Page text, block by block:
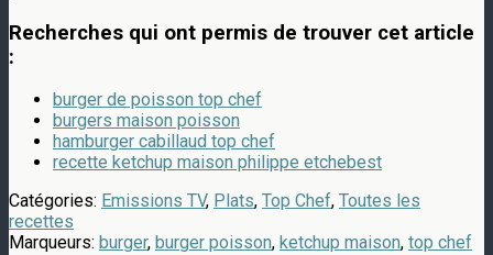
Recherches qui ont permis de trouver cet article
:
burger de poisson top chef
burgers maison poisson
hamburger cabillaud top chef
recette ketchup maison philippe etchebest
Catégories: Emissions TV, Plats, Top Chef, Toutes les
recettes
Marqueurs: burger, burger poisson, ketchup maison, top chef